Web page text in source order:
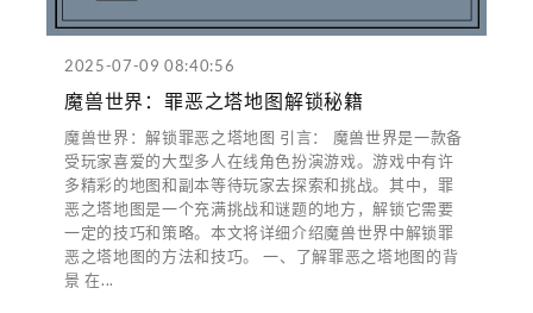
2025-07-09 08:40:56
魔兽世界：罪恶之塔地图解锁秘籍
魔兽世界：解锁罪恶之塔地图 引言： 魔兽世界是一款备
受玩家喜爱的大型多人在线角色扮演游戏。游戏中有许
多精彩的地图和副本等待玩家去探索和挑战。其中，罪
恶之塔地图是一个充满挑战和谜题的地方，解锁它需要
一定的技巧和策略。本文将详细介绍魔兽世界中解锁罪
恶之塔地图的方法和技巧。 一、了解罪恶之塔地图的背
景 在...